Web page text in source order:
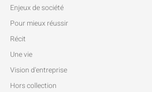
Enjeux de société
Pour mieux réussir
Récit
Une vie
Vision d'entreprise
Hors collection